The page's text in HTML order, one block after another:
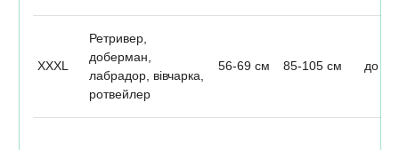
XXXL
Ретривер,
доберман,
лабрадор, вівчарка,
ротвейлер
56-69 см 85-105 см до 60